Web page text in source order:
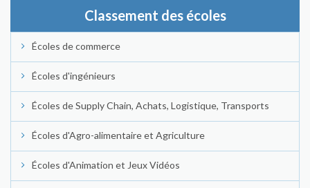
Classement des écoles
Écoles de commerce
Écoles d'ingénieurs
Écoles de Supply Chain, Achats, Logistique, Transports
Écoles d'Agro-alimentaire et Agriculture
Écoles d'Animation et Jeux Vidéos